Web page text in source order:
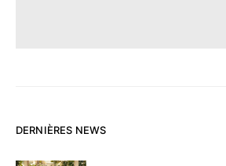
DERNIÈRES NEWS